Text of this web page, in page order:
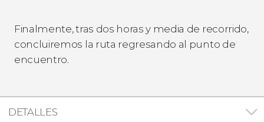
Finalmente, tras dos horas y media de recorrido,
concluiremos la ruta regresando al punto de
encuentro.
DETALLES